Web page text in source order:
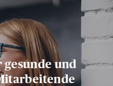
gesunde und